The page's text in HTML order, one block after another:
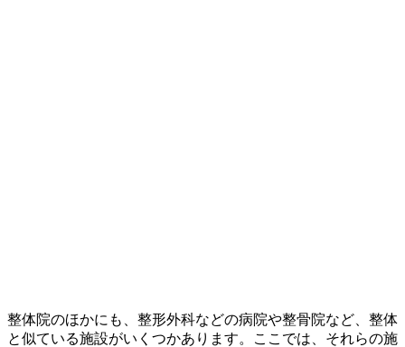
整体院のほかにも、整形外科などの病院や整骨院など、整体
と似ている施設がいくつかあります。ここでは、それらの施